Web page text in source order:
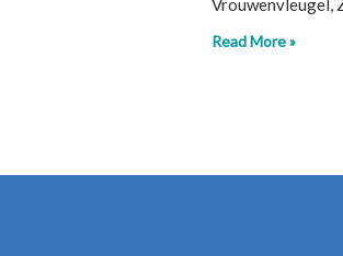
Vrouwenvleugel,
Read More »